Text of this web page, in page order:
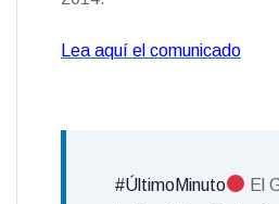
Lea aquí el comunicado
#ÚltimoMinuto
El